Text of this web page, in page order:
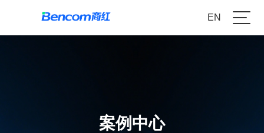
EN
案例中心